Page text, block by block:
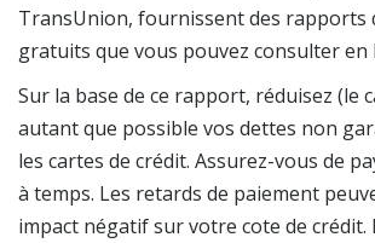
TransUnion, fournissent des rapports
gratuits que vous pouvez consulter en
Sur la base de ce rapport, réduisez (le
autant que possible vos dettes non
les cartes de crédit. Assurez-vous de
à temps. Les retards de paiement
impact négatif sur votre cote de crédit.